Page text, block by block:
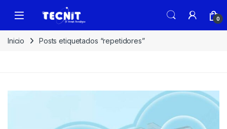
0
Inicio Posts etiquetados “repetidores”